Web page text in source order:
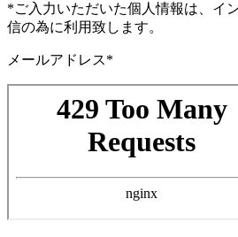
*ご入力いただいた個人情報は、イ
信の為に利用致します。
メールアドレス*